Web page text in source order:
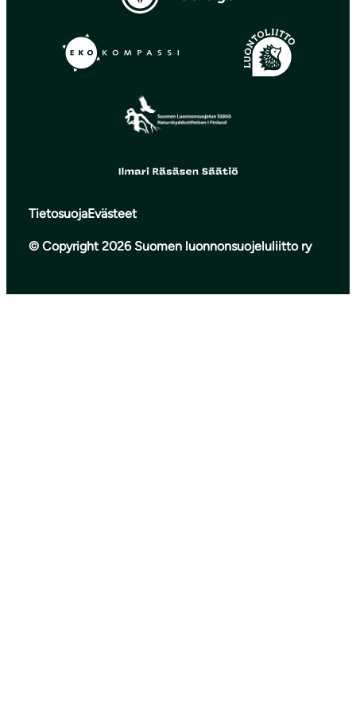
TietosuojaEvästeet
© Copyright 2026 Suomen luonnonsuojeluliitto ry